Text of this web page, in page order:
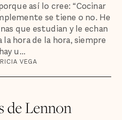
así lo cree: “Cocinar
se tiene o no. He
que estudian y le echan
la hora de la hora, siempre
hay u...
VEGA
de Lennon